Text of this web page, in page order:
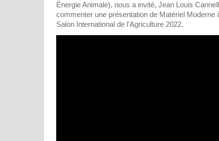
Énergie Animale), nous a invité, Jean Louis
commenter une présentation de Matériel Moderne
Salon International de l'Agriculture 2022.